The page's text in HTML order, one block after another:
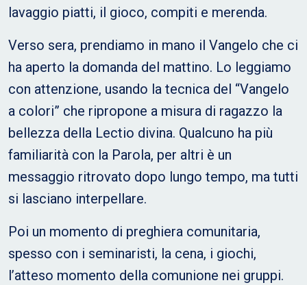
lavaggio piatti, il gioco, compiti e merenda.
Verso sera, prendiamo in mano il Vangelo che ci
ha aperto la domanda del mattino. Lo leggiamo
con attenzione, usando la tecnica del “Vangelo
a colori” che ripropone a misura di ragazzo la
bellezza della Lectio divina. Qualcuno ha più
familiarità con la Parola, per altri è un
messaggio ritrovato dopo lungo tempo, ma tutti
si lasciano interpellare.
Poi un momento di preghiera comunitaria,
spesso con i seminaristi, la cena, i giochi,
l’atteso momento della comunione nei gruppi.